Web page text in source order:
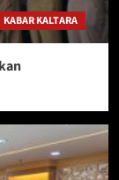
KABAR KALTARA